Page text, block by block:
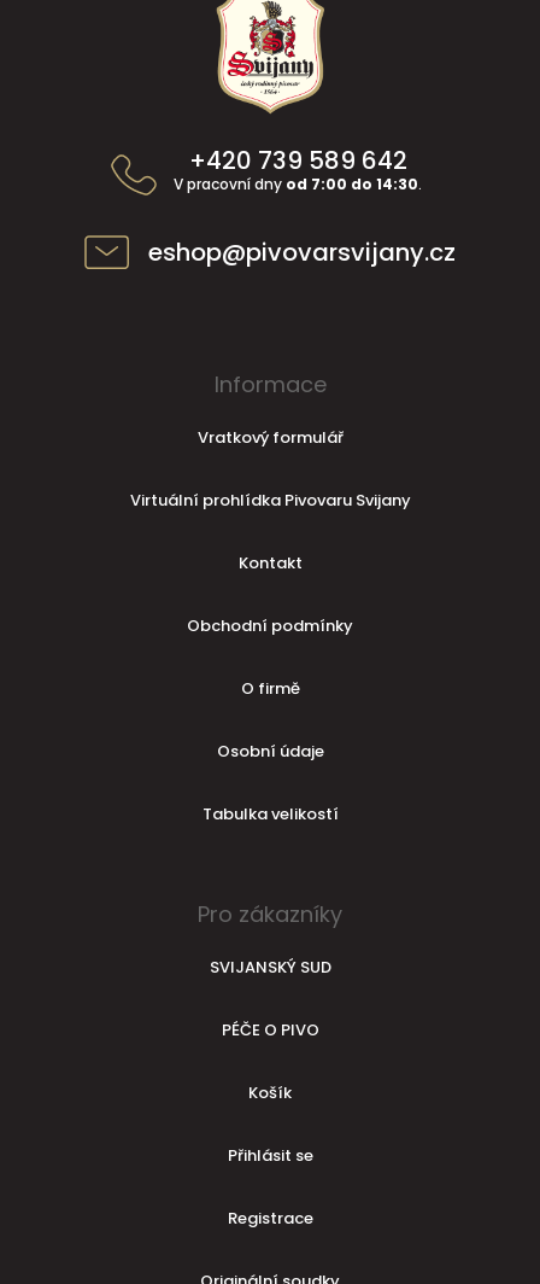
+420 739 589 642
V pracovní dny od 7:00 do 14:30.
eshop@pivovarsvijany.cz
Informace
Vratkový formulář
Virtuální prohlídka Pivovaru Svijany
Kontakt
Obchodní podmínky
O firmě
Osobní údaje
Tabulka velikostí
Pro zákazníky
SVIJANSKÝ SUD
PÉČE O PIVO
Košík
Přihlásit se
Registrace